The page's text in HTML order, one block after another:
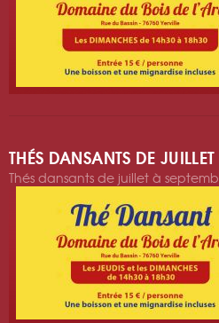
THÉS DANSANTS DE
Thés dansants de juillet à